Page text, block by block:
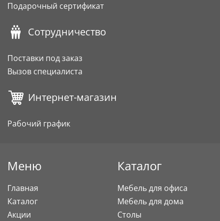
Подарочный сертификат
Сотрудничество
Поставки под заказ
Вызов специалиста
Интернет-магазин
Рабочий график
Меню
Главная
Каталог
Акции
Каталог
Мебель для офиса
Мебель для дома
Столы